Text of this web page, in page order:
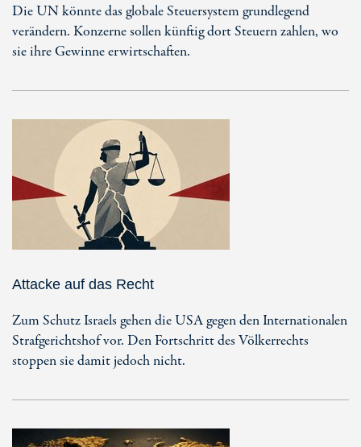
Die UN könnte das globale Steuersystem grundlegend
verändern. Konzerne sollen künftig dort Steuern zahlen, wo
sie ihre Gewinne erwirtschaften.
Attacke auf das Recht
Zum Schutz Israels gehen die USA gegen den Internationalen
Strafgerichtshof vor. Den Fortschritt des Völkerrechts
stoppen sie damit jedoch nicht.